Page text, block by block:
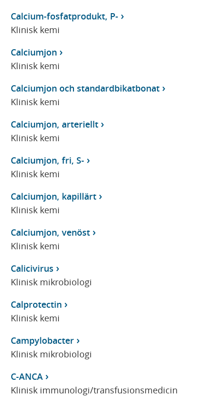
Calcium-fosfatprodukt, P-
Klinisk kemi
Calciumjon
Klinisk kemi
Calciumjon och standardbikatbonat
Klinisk kemi
Calciumjon, arteriellt
Klinisk kemi
Calciumjon, fri, S-
Klinisk kemi
Calciumjon, kapillärt
Klinisk kemi
Calciumjon, venöst
Klinisk kemi
Calicivirus
Klinisk mikrobiologi
Calprotectin
Klinisk kemi
Campylobacter
Klinisk mikrobiologi
C-ANCA
Klinisk immunologi/transfusionsmedicin